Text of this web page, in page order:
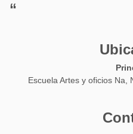
“
Escuela Artes y oficios Na,